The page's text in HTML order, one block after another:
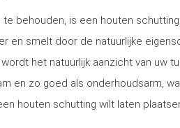
te behouden, is een houten
en smelt door de natuurlijke
het natuurlijk aanzicht van uw
en zo goed als onderhoudsarm,
houten schutting wilt laten